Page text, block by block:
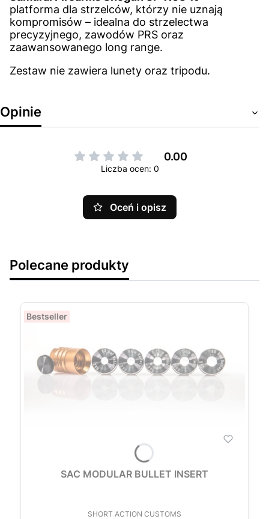
platforma dla strzelców, którzy nie uznają
kompromisów – idealna do strzelectwa
precyzyjnego, zawodów PRS oraz
zaawansowanego long range.
Zestaw nie zawiera lunety oraz tripodu.
Opinie
0.00
Liczba ocen: 0
Oceń i opisz
Polecane produkty
Bestseller
SAC MODULAR BULLET INSERT
PRODUCENT
SHORT ACTION CUSTOMS